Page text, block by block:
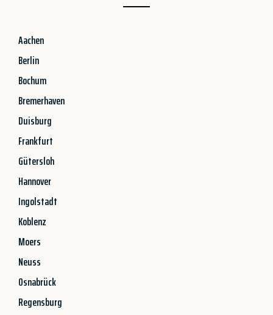
Aachen
Berlin
Bochum
Bremerhaven
Duisburg
Frankfurt
Gütersloh
Hannover
Ingolstadt
Koblenz
Moers
Neuss
Osnabrück
Regensburg